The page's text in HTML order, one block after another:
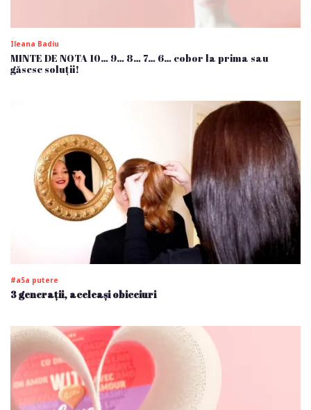
Ileana Badiu
MINTE DE NOTA 10… 9… 8… 7… 6… cobor la prima sau
găsesc soluții!
#a5a putere
3 generații, aceleași obiceiuri